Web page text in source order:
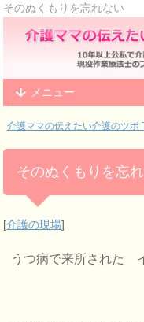
そのぬくもりを忘れない
メニュー
介護ママの伝えたい介護のツボ
そのぬくもりを忘
[介護の現場]
うつ病で来所された